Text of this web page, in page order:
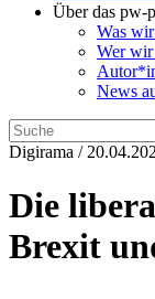
Über das pw-
Was
Wer wir
News
Digirama /
Die
Brexit